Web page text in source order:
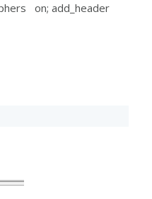
on; add_header